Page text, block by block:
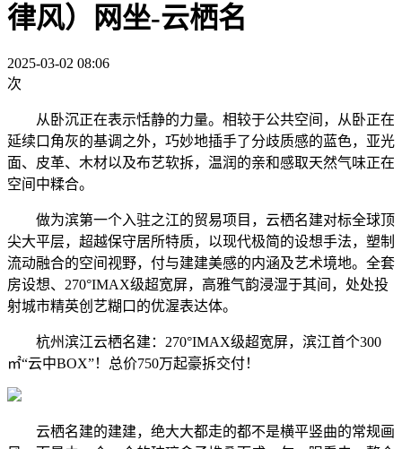
律风）网坐-云栖名
2025-03-02 08:06
次
从卧沉正在表示恬静的力量。相较于公共空间，从卧正在
延续口角灰的基调之外，巧妙地插手了分歧质感的蓝色，亚光
面、皮革、木材以及布艺软拆，温润的亲和感取天然气味正在
空间中糅合。
做为滨第一个入驻之江的贸易项目，云栖名建对标全球顶
尖大平层，超越保守居所特质，以现代极简的设想手法，塑制
流动融合的空间视野，付与建建美感的内涵及艺术境地。全套
房设想、270°IMAX级超宽屏，高雅气韵浸湿于其间，处处投
射城市精英创艺糊口的优渥表达体。
杭州滨江云栖名建：270°IMAX级超宽屏，滨江首个300
㎡“云中BOX”！总价750万起豪拆交付！
云栖名建的建建，绝大大都走的都不是横平竖曲的常规画